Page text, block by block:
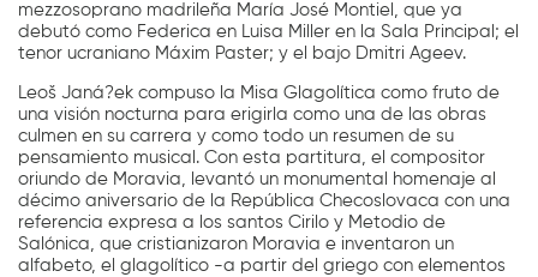
mezzosoprano madrileña María José Montiel, que ya
debutó como Federica en Luisa Miller en la Sala Principal; el
tenor ucraniano Máxim Paster; y el bajo Dmitri Ageev.
Leoš Janá?ek compuso la Misa Glagolítica como fruto de
una visión nocturna para erigirla como una de las obras
culmen en su carrera y como todo un resumen de su
pensamiento musical. Con esta partitura, el compositor
oriundo de Moravia, levantó un monumental homenaje al
décimo aniversario de la República Checoslovaca con una
referencia expresa a los santos Cirilo y Metodio de
Salónica, que cristianizaron Moravia e inventaron un
alfabeto, el glagolítico -a partir del griego con elementos